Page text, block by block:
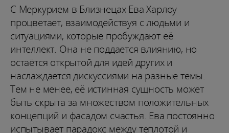
С Меркурием в Близнецах Ева Харлоу
процветает, взаимодействуя с людьми и
ситуациями, которые пробуждают её
интеллект. Она не поддается влиянию, но
остаётся открытой для идей других и
наслаждается дискуссиями на разные темы.
Тем не менее, её истинная сущность может
быть скрыта за множеством положительных
концепций и фасадом счастья. Ева постоянно
испытывает парадокс между теплотой и